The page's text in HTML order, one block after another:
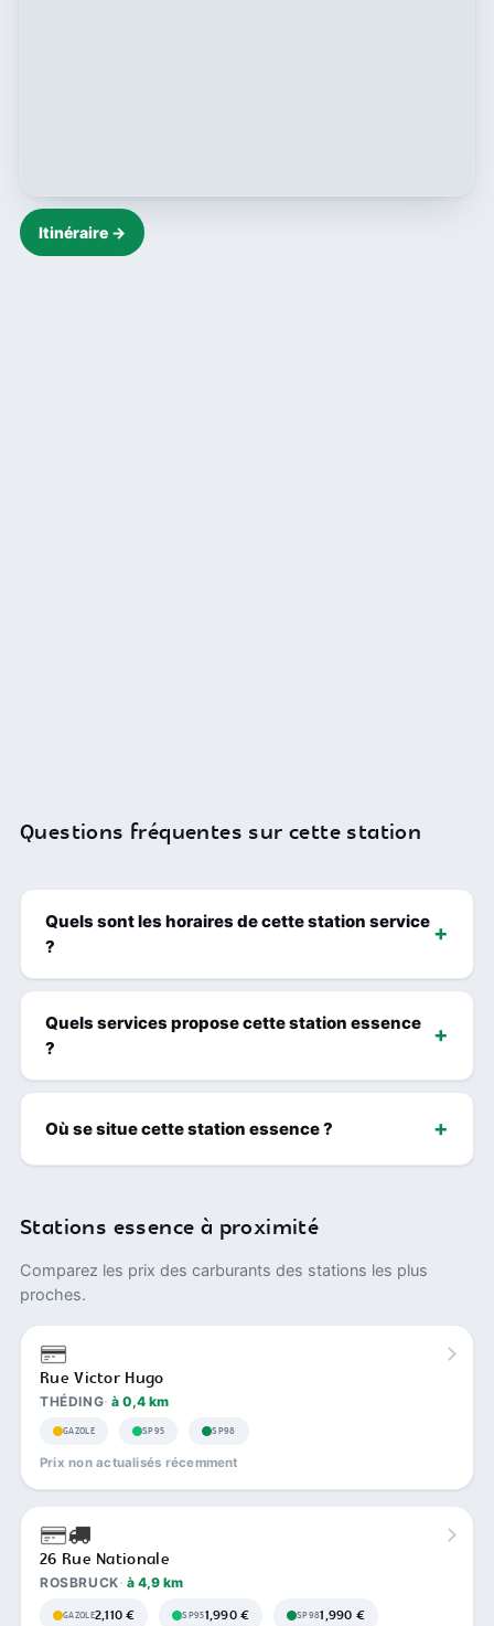
Itinéraire →
Questions fréquentes sur cette station
Quels sont les horaires de cette station service
?
Quels services propose cette station essence
?
Où se situe cette station essence ?
Stations essence à proximité
Comparez les prix des carburants des stations les plus
proches.
Rue Victor Hugo
THÉDING à 0,4 km
GAZOLE SP95 SP98
Prix non actualisés récemment
26 Rue Nationale
ROSBRUCK à 4,9 km
GAZOLE2,110 € SP951,990 € SP981,990 €